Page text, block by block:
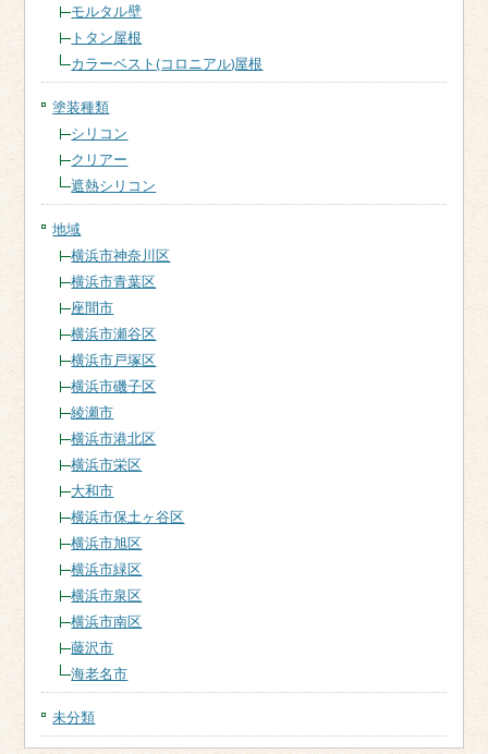
モルタル壁
トタン屋根
カラーベスト(コロニアル)屋根
塗装種類
シリコン
クリアー
遮熱シリコン
地域
横浜市神奈川区
横浜市青葉区
座間市
横浜市瀬谷区
横浜市戸塚区
横浜市磯子区
綾瀬市
横浜市港北区
横浜市栄区
大和市
横浜市保土ヶ谷区
横浜市旭区
横浜市緑区
横浜市泉区
横浜市南区
藤沢市
海老名市
未分類